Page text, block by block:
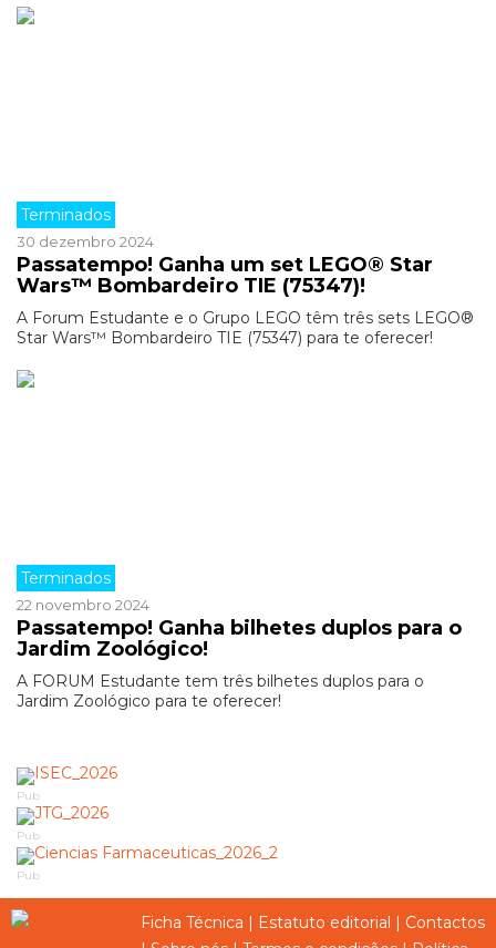
Terminados
30 dezembro 2024
Passatempo! Ganha um set LEGO® Star
Wars™ Bombardeiro TIE (75347)!
A Forum Estudante e o Grupo LEGO têm três sets LEGO®
Star Wars™ Bombardeiro TIE (75347) para te oferecer!
Terminados
22 novembro 2024
Passatempo! Ganha bilhetes duplos para o
Jardim Zoológico!
A FORUM Estudante tem três bilhetes duplos para o
Jardim Zoológico para te oferecer!
Pub
Pub
Pub
Ficha Técnica Estatuto editorial
Contactos